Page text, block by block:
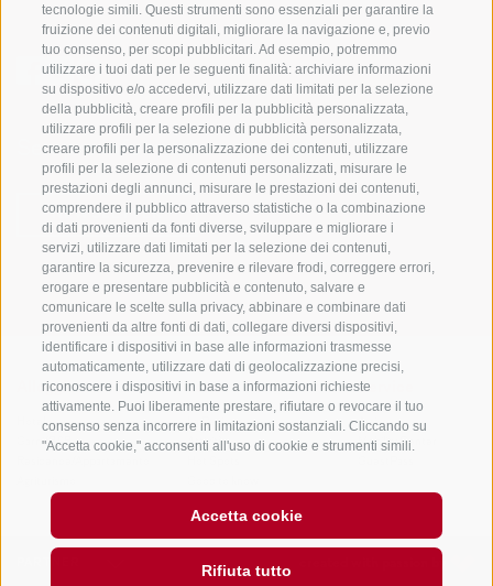
tecnologie simili. Questi strumenti sono essenziali per garantire la
fruizione dei contenuti digitali, migliorare la navigazione e, previo
tuo consenso, per scopi pubblicitari. Ad esempio, potremmo
utilizzare i tuoi dati per le seguenti finalità: archiviare informazioni
su dispositivo e/o accedervi, utilizzare dati limitati per la selezione
della pubblicità, creare profili per la pubblicità personalizzata,
utilizzare profili per la selezione di pubblicità personalizzata,
creare profili per la personalizzazione dei contenuti, utilizzare
profili per la selezione di contenuti personalizzati, misurare le
prestazioni degli annunci, misurare le prestazioni dei contenuti,
comprendere il pubblico attraverso statistiche o la combinazione
di dati provenienti da fonti diverse, sviluppare e migliorare i
servizi, utilizzare dati limitati per la selezione dei contenuti,
garantire la sicurezza, prevenire e rilevare frodi, correggere errori,
erogare e presentare pubblicità e contenuto, salvare e
comunicare le scelte sulla privacy, abbinare e combinare dati
provenienti da altre fonti di dati, collegare diversi dispositivi,
identificare i dispositivi in base alle informazioni trasmesse
automaticamente, utilizzare dati di geolocalizzazione precisi,
riconoscere i dispositivi in base a informazioni richieste
attivamente. Puoi liberamente prestare, rifiutare o revocare il tuo
consenso senza incorrere in limitazioni sostanziali. Cliccando su
"Accetta cookie," acconsenti all'uso di cookie e strumenti simili.
qualsiasi momento cliccando sul link "Preferenze Cookie" in fondo
alla pagina o sull'icona dello scudo in basso a sinistra. Le tue
preferenze si applicheranno al solo dispositivo in uso.
Accetta cookie
Rifiuta tutto
Sempre informati e aggiornati!
NEWSLETTER
Alloggi
Hotel
Garni/B&B
Temi
La Regione
Attività
Service
Arrivo
Mobility Center